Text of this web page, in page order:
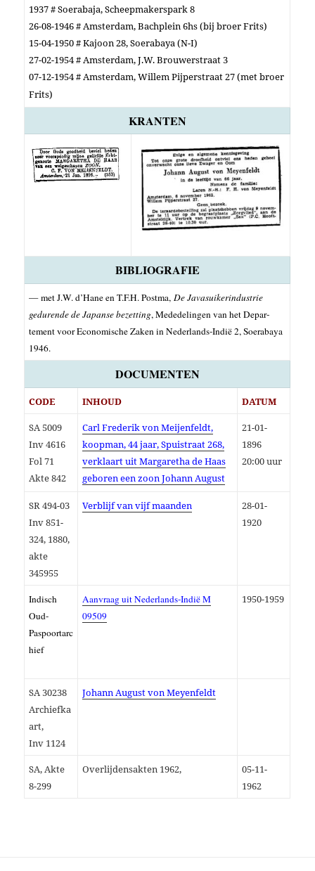
1937 # Soerabaja, Scheepmakerspark 8
26-08-1946 # Amsterdam, Bachplein 6hs (bij broer Frits)
15-04-1950 # Kajoon 28, Soerabaya (N-I)
27-02-1954 # Amsterdam, J.W. Brouwerstraat 3
07-12-1954 # Amsterdam, Willem Pijperstraat 27 (met broer
Frits)
KRANTEN
BIBLIOGRAFIE
— met J.W. d’Hane en T.F­.H. Postma,De Javasuikerin­dus­trie
gedu­ren­de de Japanse bezet­ting, Medede­lingen van het Depar­
tement voor Economische Zaken in Neder­lands-Indië 2, Soe­rabaya
1946.
DOCUMENTEN
CODE INHOUD DATUM
SA 5009
Inv 4616
Fol 71
Akte 842
Carl Frederik von Meijenfeldt,
koopman, 44 jaar, Spuistraat 268,
verklaart uit Margaretha de Haas
geboren een zoon Johann August
21-01-
1896
20:00 uur
SR 494-03
Inv 851-
324, 1880,
akte
345955
Verblijf van vijf maanden
28-01-
1920
Indisch
Oud-
Paspoortarc
hief
Aanvraag uit Nederlands-IndiëM
09509
1950-1959
SA30238
Archiefka
art,
Inv 1124
Johann August von Meyenfeldt
SA, Akte
8-299
Overlijdensakten 1962,
05-11-
1962